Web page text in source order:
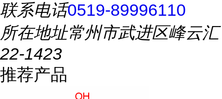
联系电话0519-89996110
所在地址常州市武进区峰云汇
22-1423
推荐产品